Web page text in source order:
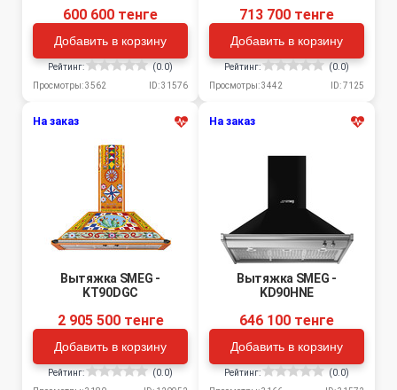
600 600 тенге
Добавить в корзину
Рейтинг:
(0.0)
Просмотры: 3562
ID: 31576
713 700 тенге
Добавить в корзину
Рейтинг:
(0.0)
Просмотры: 3442
ID: 7125
На заказ
Вытяжка SMEG -
KT90DGC
2 905 500 тенге
Добавить в корзину
Рейтинг:
(0.0)
На заказ
Вытяжка SMEG -
KD90HNE
646 100 тенге
Добавить в корзину
Рейтинг:
(0.0)